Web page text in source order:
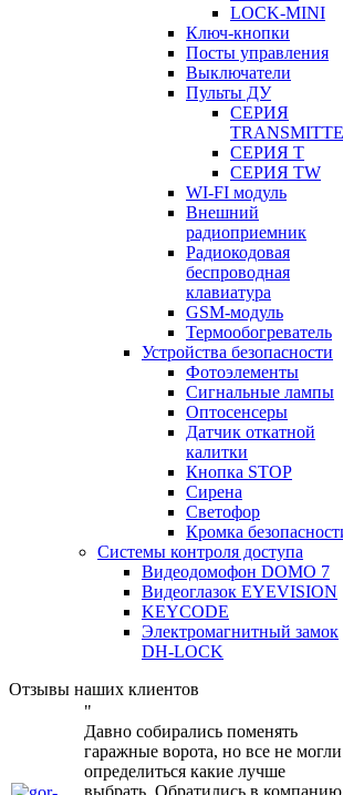
LOCK-MINI
Ключ-кнопки
Посты управления
Выключатели
Пульты ДУ
СЕРИЯ
СЕРИЯ T
СЕРИЯ TW
WI-FI модуль
Внешний
радиоприемник
Радиокодовая
беспроводная
клавиатура
GSM-модуль
Термообогреватель
Устройства безопасности
Фотоэлементы
Сигнальные лампы
Оптосенсеры
Датчик откатной
калитки
Кнопка STOP
Сирена
Светофор
Кромка
Системы контроля доступа
Видеодомофон DOMO 7
Видеоглазок EYEVISION
KEYCODE
Электромагнитный замок
DH-LOCK
Отзывы наших клиентов
"
Давно собирались поменять
гаражные ворота, но все не могли
определиться какие лучше
выбрать. Обратились в компанию